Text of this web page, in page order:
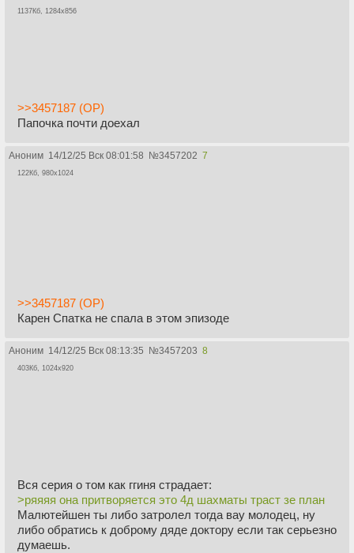
1137Кб, 1284x856
>>3457187 (OP)
Папочка почти доехал
Аноним 14/12/25 Вск 08:01:58 №3457202 7
122Кб, 980x1024
>>3457187 (OP)
Карен Спатка не спала в этом эпизоде
Аноним 14/12/25 Вск 08:13:35 №3457203 8
403Кб, 1024x920
Вся серия о том как ггиня страдает:
>ряяяя она притворяется это 4д шахматы траст зе план
Малютейшен ты либо затролел тогда вау молодец, ну
либо обратись к доброму дяде доктору если так серьезно
думаешь.